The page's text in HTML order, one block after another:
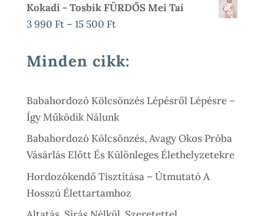
18
900 Ft
990 Ft
500 Ft
Kokadi - Tosbik FÜRDŐS Mei Tai
3 990 Ft – 15 500 FtÁrtartomány:
990 Ft
500 Ft
Minden cikk:
Babahordozó Kölcsönzés Lépésről Lépésre –
Így Működik Nálunk
Babahordozó Kölcsönzés, Avagy Okos Próba
Vásárlás Előtt És Különleges Élethelyzetekre
Hordozókendő Tisztítása – Útmutató A
Hosszú Élettartamhoz